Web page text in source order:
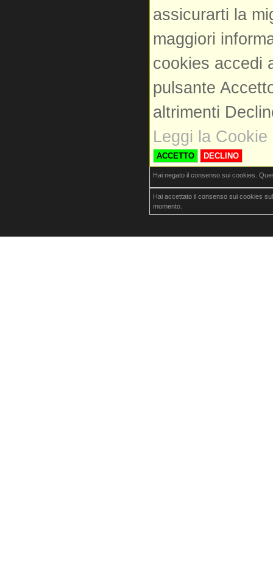
assicurarti la
maggiori
cookies accedi
pulsante
altrimenti
Leggi la Cookie
ACCETTO DECLINO
Hai negato il consenso sui cookies.
Hai accettato il consenso sui cookies
momento.